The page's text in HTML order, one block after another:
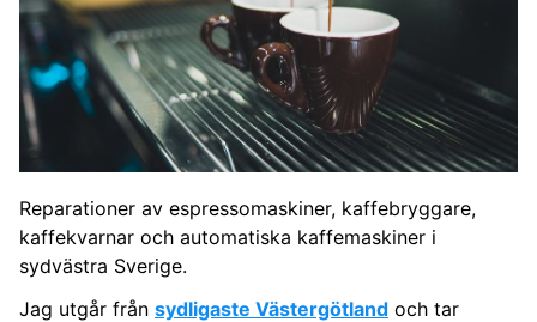
Reparationer av espressomaskiner, kaffebryggare,
kaffekvarnar och automatiska kaffemaskiner i
sydvästra Sverige.
Jag utgår från sydligaste Västergötland och tar